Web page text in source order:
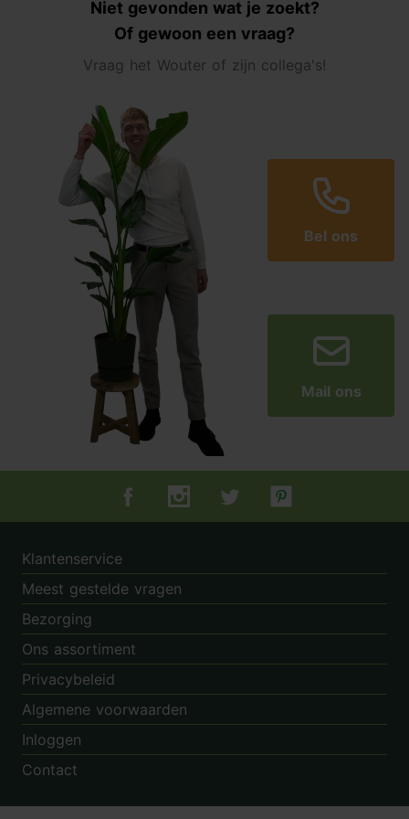
In Pokon Bio Kruiden Mest zit de samengestelde
Gebruik het maatschepje uit de verpakking om de
benodigde hoeveelheid mest af te meten.
Strooi de korrels gelijkmatig uit rondom de plant.
Werk met behulp van een hark of je handen de korrels
door de bovenste laag van de grond.
Geef na het bemesten water om de werking van de
korrels te activeren.
Niet gevonden wat je zoekt?
Of gewoon een vraag?
Vraag het Wouter of zijn collega's!
Bel ons
Mail ons
Tuincentrum.nl op Facebook
Tuincentrum.nl op Instagram
Tuincentrum.nl op Twitter
Tuincentrum.nl op
Klantenservice
Meest gestelde vragen
Bezorging
Ons assortiment
Privacybeleid
Algemene voorwaarden
Inloggen
Contact